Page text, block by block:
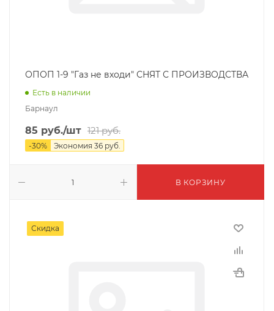
ОПОП 1-9 "Газ не входи" СНЯТ С ПРОИЗВОДСТВА
Есть в наличии
Барнаул
85 руб./шт 121руб.
-30% Экономия 36 руб.
В КОРЗИНУ
Скидка